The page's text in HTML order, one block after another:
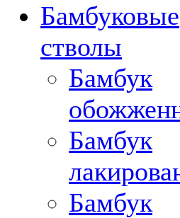
Бамбуковые
стволы
Бамбук
Бамбук
Бамбук